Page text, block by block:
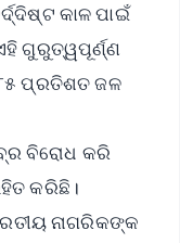
କାଳ ପାଇଁ
ଗୁରୁତ୍ୱପୂର୍ଣ୍ଣ
ପ୍ରତିଶତ ଜଳ
ବିରୋଧ କରି
କରିଛି।
ନାଗରିକଙ୍କ